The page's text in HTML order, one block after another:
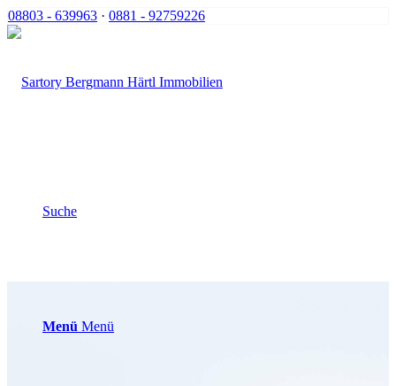
08803 - 639963 · 0881 - 92759226
Suche
Menü Menü